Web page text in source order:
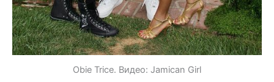
Obie Trice. Видео: Jamican Girl